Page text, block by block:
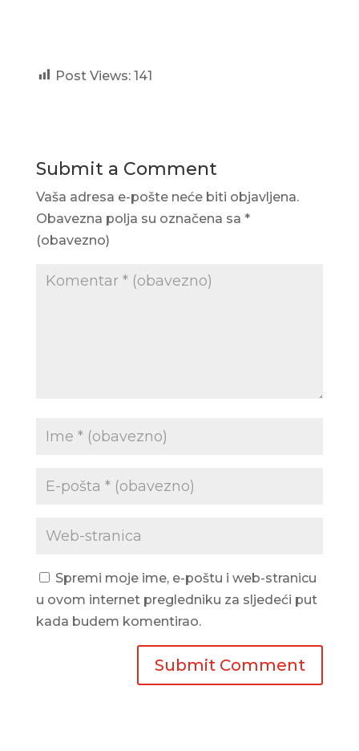
Post Views: 141
Submit a Comment
Vaša adresa e-pošte neće biti objavljena.
Obavezna polja su označena sa *
(obavezno)
Spremi moje ime, e-poštu i web-stranicu
u ovom internet pregledniku za sljedeći put
kada budem komentirao.